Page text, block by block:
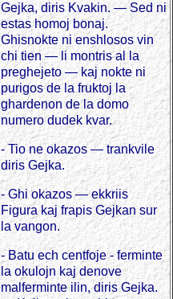
Gejka, diris Kvakin. — Sed ni
estas homoj bonaj.
Ghisnokte ni enshlosos vin
chi tien — li montris al la
preghejeto — kaj nokte ni
purigos de la fruktoj la
ghardenon de la domo
numero dudek kvar.
- Tio ne okazos — trankvile
diris Gejka.
- Ghi okazos — ekkriis
Figura kaj frapis Gejkan sur
la vangon.
- Batu ech centfoje - ferminte
la okulojn kaj denove
malferminte ilin, diris Gejka.